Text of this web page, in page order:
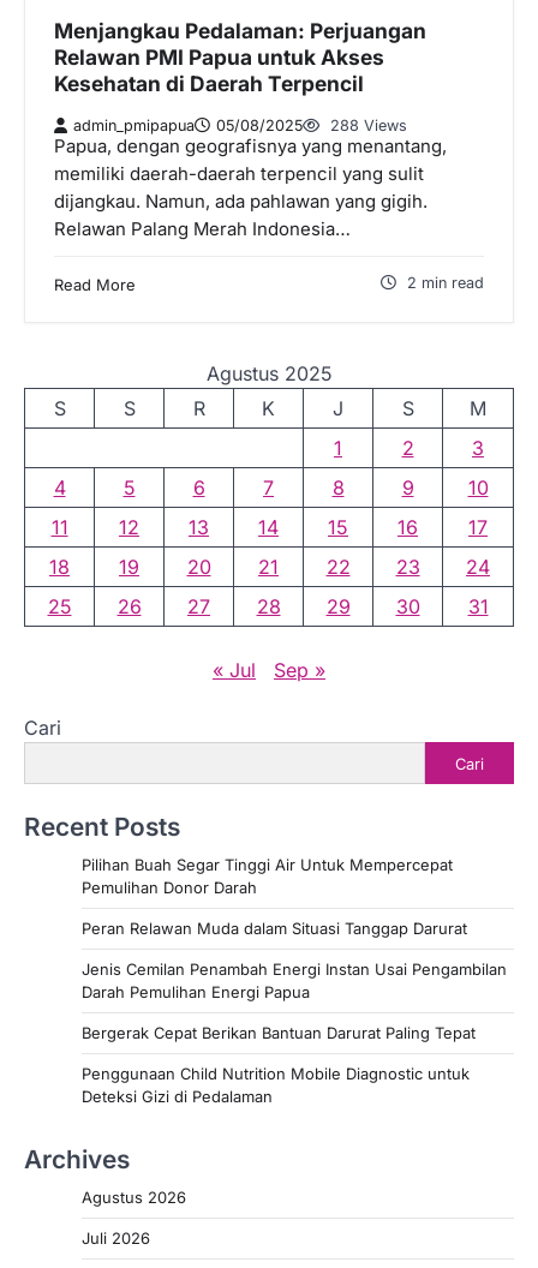
Menjangkau Pedalaman: Perjuangan
Relawan PMI Papua untuk Akses
Kesehatan di Daerah Terpencil
admin_pmipapua 05/08/2025 288 Views
Papua, dengan geografisnya yang menantang,
memiliki daerah-daerah terpencil yang sulit
dijangkau. Namun, ada pahlawan yang gigih.
Relawan Palang Merah Indonesia…
Read More 2 min read
Agustus 2025
S
S R K J S
M
1
2
3
4
5 6 7 8 9
10
11
12 13 14 15 16
17
18
19 20 21 22 23
24
25
26 27 28 29 30 31
« Jul Sep »
Cari
Cari
Recent Posts
Pilihan Buah Segar Tinggi Air Untuk Mempercepat
Pemulihan Donor Darah
Peran Relawan Muda dalam Situasi Tanggap Darurat
Jenis Cemilan Penambah Energi Instan Usai Pengambilan
Darah Pemulihan Energi Papua
Bergerak Cepat Berikan Bantuan Darurat Paling Tepat
Penggunaan Child Nutrition Mobile Diagnostic untuk
Deteksi Gizi di Pedalaman
Archives
Agustus 2026
Juli 2026